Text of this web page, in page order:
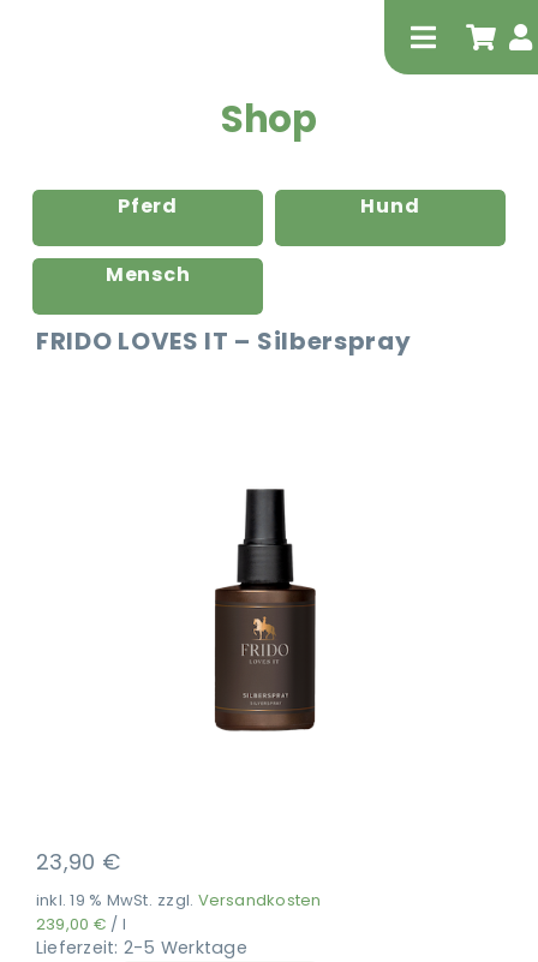
Toggle
Shop
Pferd Hund
Mensch
FRIDO LOVES IT – Silberspray
23,90 €
inkl. 19 % MwSt. zzgl. Versandkosten
239,00 € / l
Lieferzeit: 2-5 Werktage